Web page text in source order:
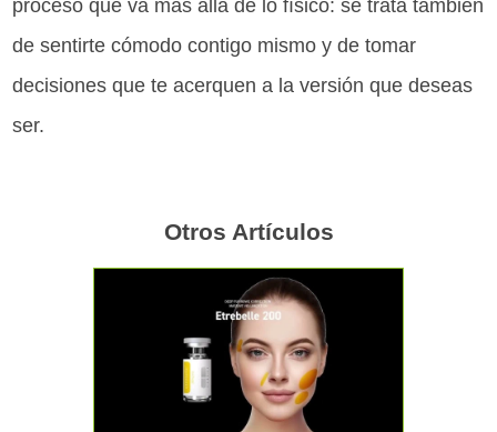
proceso que va más allá de lo físico: se trata también
de sentirte cómodo contigo mismo y de tomar
decisiones que te acerquen a la versión que deseas
ser.
Otros Artículos